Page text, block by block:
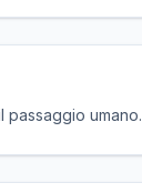
passaggio umano.